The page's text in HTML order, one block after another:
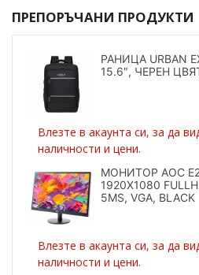
ПРЕПОРЪЧАНИ ПРОДУКТИ
РАНИЦА URBAN
15.6″, ЧЕРЕН
Влезте в акаунта си, за да
наличности и цени.
МОНИТОР AOC
1920X1080
5MS, VGA, BLACK
Влезте в акаунта си, за да
наличности и цени.